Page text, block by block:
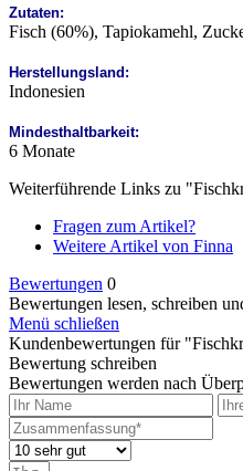
Zutaten:
Fisch (60%), Tapiokamehl,
Herstellungsland:
Indonesien
Mindesthaltbarkeit:
6 Monate
Weiterführende Links zu
Fragen zum Artikel?
Weitere Artikel von Finna
Bewertungen 0
Bewertungen lesen, schreiben
Menü schließen
Kundenbewertungen für
Bewertung schreiben
Bewertungen werden nach